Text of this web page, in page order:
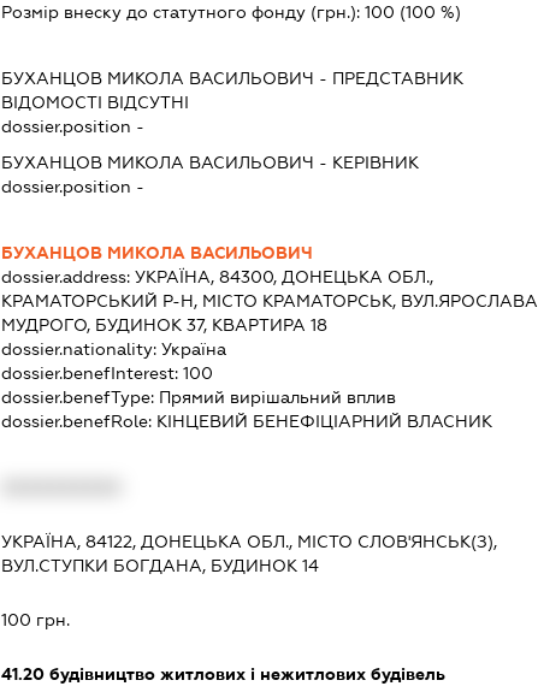
Розмір внеску до статутного фонду (грн.): 100 (100 %)
БУХАНЦОВ МИКОЛА ВАСИЛЬОВИЧ - ПРЕДСТАВНИК
ВІДОМОСТІ ВІДСУТНІ
dossier.position -
БУХАНЦОВ МИКОЛА ВАСИЛЬОВИЧ - КЕРІВНИК
dossier.position -
БУХАНЦОВ МИКОЛА ВАСИЛЬОВИЧ
dossier.address: УКРАЇНА, 84300, ДОНЕЦЬКА ОБЛ.,
КРАМАТОРСЬКИЙ Р-Н, МІСТО КРАМАТОРСЬК, ВУЛ.ЯРОСЛАВА
МУДРОГО, БУДИНОК 37, КВАРТИРА 18
dossier.nationality: Україна
dossier.benefInterest: 100
dossier.benefType: Прямий вирішальний вплив
dossier.benefRole: КІНЦЕВИЙ БЕНЕФІЦІАРНИЙ ВЛАСНИК
УКРАЇНА, 84122, ДОНЕЦЬКА ОБЛ., МІСТО СЛОВ'ЯНСЬК(З),
ВУЛ.СТУПКИ БОГДАНА, БУДИНОК 14
100 грн.
41.20будівництво житлових і нежитлових будівель